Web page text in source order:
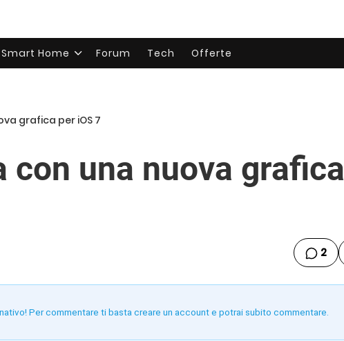
Smart Home Forum Tech Offerte
grafica per iOS 7
con una nuova grafica
2
Per commentare ti basta creare un account e potrai subito commentare.